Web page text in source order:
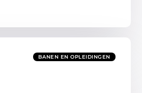
BANEN EN OPLEIDINGEN